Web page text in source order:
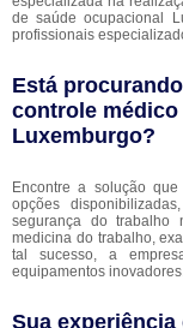
de saúde ocupacional
profissionais
Está
controle médico
Luxemburgo?
Encontre a solução
opções
segurança do trabalho
medicina do trabalho,
tal sucesso, a
equipamentos
Sua